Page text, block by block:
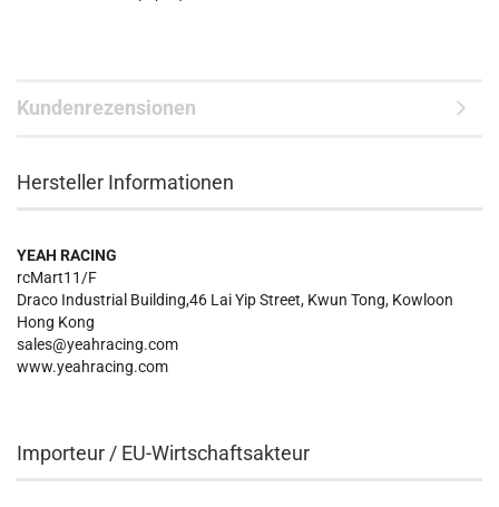
Kundenrezensionen
Hersteller Informationen
YEAH RACING
rcMart11/F
Draco Industrial Building,46 Lai Yip Street, Kwun Tong, Kowloon
Hong Kong
sales@yeahracing.com
www.yeahracing.com
Importeur / EU-Wirtschaftsakteur